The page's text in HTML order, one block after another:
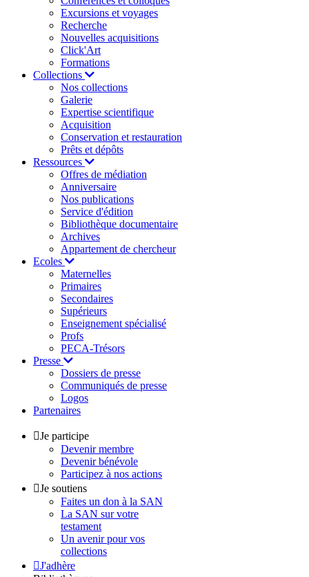
Excursions et voyages
Recherche
Nouvelles acquisitions
Click'Art
Formations
Collections
Nos collections
Galerie
Expertise scientifique
Acquisition
Conservation et restauration
Prêts et dépôts
Ressources
Offres de médiation
Anniversaire
Nos publications
Service d'édition
Bibliothèque documentaire
Archives
Appartement de chercheur
Ecoles
Maternelles
Primaires
Secondaires
Supérieurs
Enseignement spécialisé
Profs
PECA-Trésors
Presse
Dossiers de presse
Communiqués de presse
Logos
Partenaires
Je participe
Devenir membre
Devenir bénévole
Participez à nos actions
Je soutiens
Faites un don à la SAN
La SAN sur votre
testament
Un avenir pour vos
collections
J'adhère